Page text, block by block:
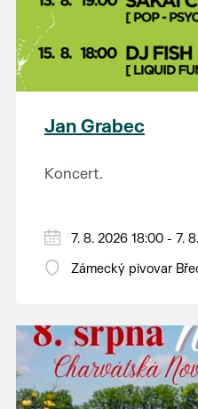
Jan Grabec
Koncert.
7. 8. 2026 18:00 - 7.
Zámecký pivovar